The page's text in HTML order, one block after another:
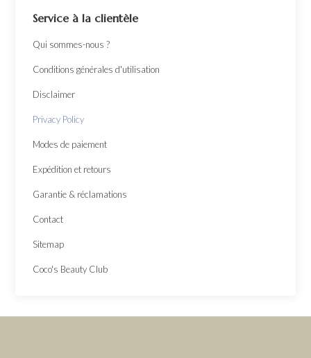
Service à la clientèle
Qui sommes-nous ?
Conditions générales d'utilisation
Disclaimer
Privacy Policy
Modes de paiement
Expédition et retours
Garantie & réclamations
Contact
Sitemap
Coco's Beauty Club